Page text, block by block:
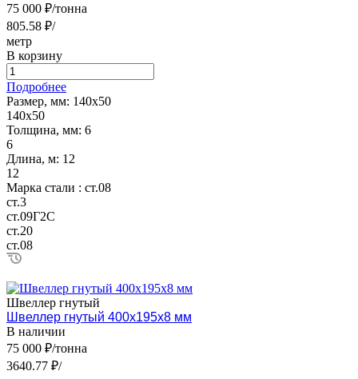
75 000 ₽/тонна
805.58 ₽/
метр
В корзину
Подробнее
Размер, мм: 140х50
140х50
Толщина, мм: 6
6
Длина, м: 12
12
Марка стали : ст.08
ст.3
ст.09Г2С
ст.20
ст.08
Швеллер гнутый
Швеллер гнутый 400х195х8 мм
В наличии
75 000 ₽/тонна
3640.77 ₽/